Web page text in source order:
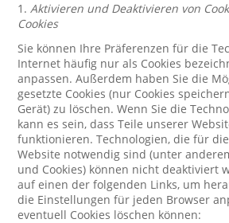
1.Aktivieren und Deaktivieren von
Cookies
Sie können Ihre Präferenzen für die
Internet häufig nur als Cookies
anpassen. Außerdem haben Sie die
gesetzte Cookies (nur Cookies
Gerät) zu löschen. Wenn Sie die
kann es sein, dass Teile unserer
funktionieren. Technologien, die für
Website notwendig sind (unter
und Cookies) können nicht deaktiviert
auf einen der folgenden Links, um
die Einstellungen für jeden Browser
eventuell Cookies löschen können: